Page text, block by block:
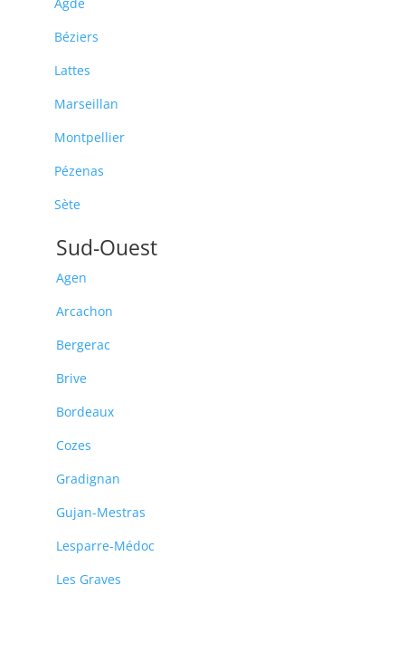
Agde
Béziers
Lattes
Marseillan
Montpellier
Pézenas
Sète
Sud-Ouest
Agen
Arcachon
Bergerac
Brive
Bordeaux
Cozes
Gradignan
Gujan-Mestras
Lesparre-Médoc
Les Graves